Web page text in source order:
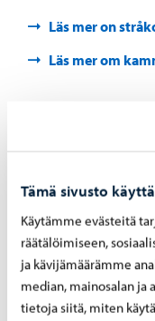
Tämä sivusto
Käytämme evästeitä
räätälöimiseen,
ja kävijämäärämme
median, mainosalan
tietoja siitä, miten
Läs mer on
Läs mer om
”Altviolinens roll i
vilken stämning det
Välj ditt sätt